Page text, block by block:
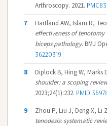
Arthroscopy. 2021.
7 Hartland AW, Islam R,
effectiveness of
biceps pathology. BMJ
36220319
8 Diplock B, Hing W, Marks
shoulder: a scoping
2023;24(1):232. PMID
9 Zhou P, Liu J, Deng X, Li
tenodesis: systematic